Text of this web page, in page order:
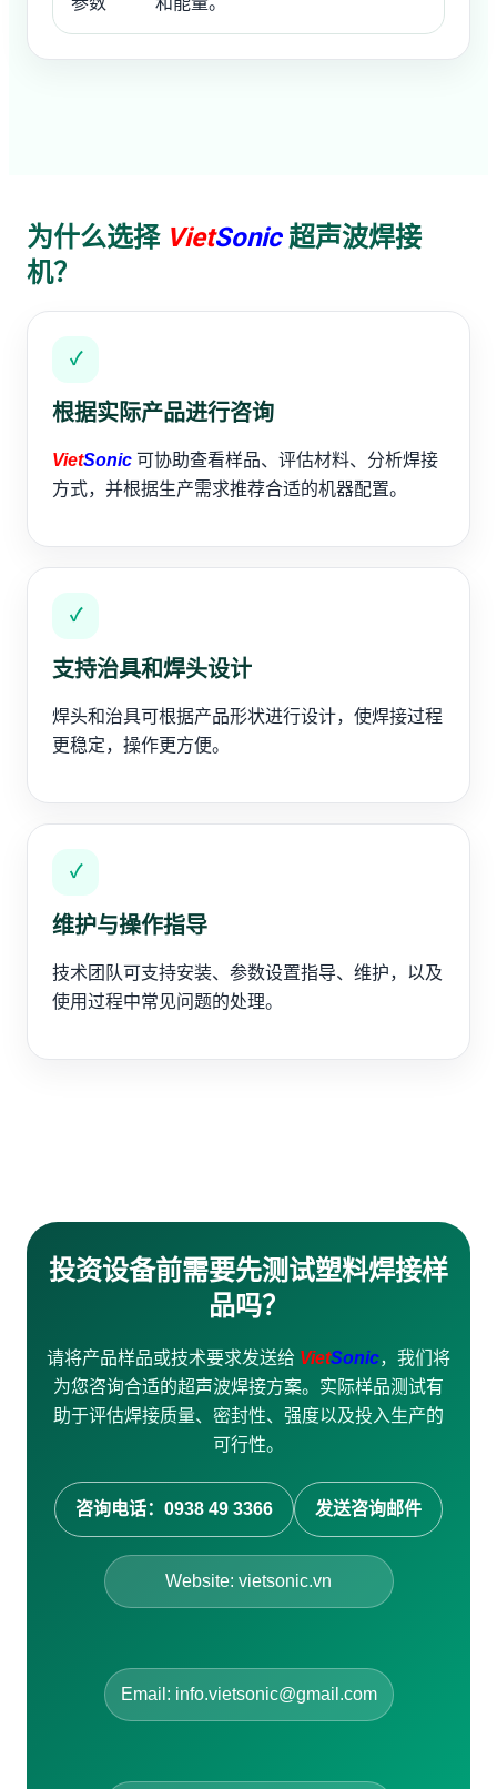
为什么选择 VietSonic超声波焊接
机？
✓
根据实际产品进行咨询
VietSonic 可协助查看样品、评估材料、分析焊接
方式，并根据生产需求推荐合适的机器配置。
✓
支持治具和焊头设计
焊头和治具可根据产品形状进行设计，使焊接过程
更稳定，操作更方便。
✓
维护与操作指导
技术团队可支持安装、参数设置指导、维护，以及
使用过程中常见问题的处理。
投资设备前需要先测试塑料焊接样
品吗？
请将产品样品或技术要求发送给 VietSonic，我们将
为您咨询合适的超声波焊接方案。实际样品测试有
助于评估焊接质量、密封性、强度以及投入生产的
可行性。
咨询电话：0938 49 3366 发送咨询邮件
Website: vietsonic.vn
Email: info.vietsonic@gmail.com